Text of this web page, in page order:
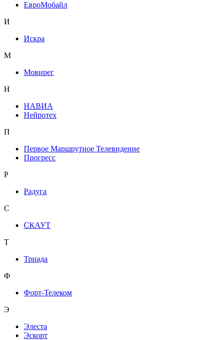
ЕвроМобайл
И
Искра
М
Мовирег
Н
НАВИА
Нейротех
П
Первое Маршрутное Телевидение
Прогресс
Р
Радуга
С
СКАУТ
Т
Триада
Ф
Форт-Телеком
Э
Элеста
Эскорт